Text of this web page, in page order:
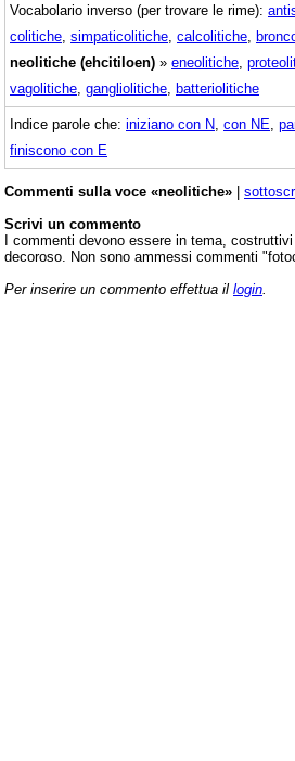
Vocabolario inverso (per trovare le rime):
colitiche simpaticolitiche calcolitiche
neolitiche (ehcitiloen) » eneolitiche
vagolitiche gangliolitiche batteriolitiche
Indice parole che: iniziano con N con NE
finiscono con E
Commenti sulla voce «neolitiche» |
Scrivi un commento
I commenti devono essere in tema,
decoroso. Non sono ammessi commenti
Per inserire un commento effettua il login